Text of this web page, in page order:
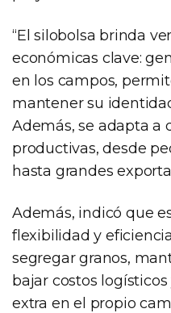
“El silobolsa brinda
económicas clave:
en los campos,
mantener su
Además, se adapta a
productivas, desde
hasta grandes
Además, indicó que
flexibilidad y
segregar granos,
bajar costos
extra en el propio